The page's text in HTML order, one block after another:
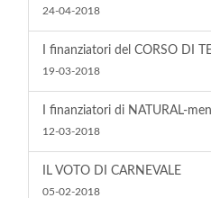
24-04-2018
I finanziatori del CORSO DI
19-03-2018
I finanziatori di NATURAL-
12-03-2018
IL VOTO DI CARNEVALE
05-02-2018